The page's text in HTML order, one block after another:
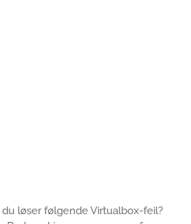
løser følgende Virtualbox-feil?